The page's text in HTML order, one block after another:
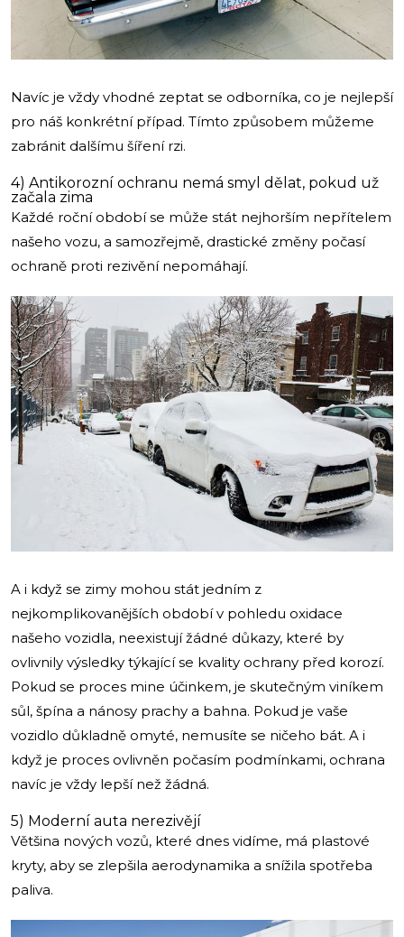
Navíc je vždy vhodné zeptat se odborníka, co je nejlepší
pro náš konkrétní případ. Tímto způsobem můžeme
zabránit dalšímu šíření rzi.
4) Antikorozní ochranu nemá smyl dělat, pokud už
začala zima
Každé roční období se může stát nejhorším nepřítelem
našeho vozu, a samozřejmě, drastické změny počasí
ochraně proti rezivění nepomáhají.
A i když se zimy mohou stát jedním z
nejkomplikovanějších období v pohledu oxidace
našeho vozidla, neexistují žádné důkazy, které by
ovlivnily výsledky týkající se kvality ochrany před korozí.
Pokud se proces mine účinkem, je skutečným viníkem
sůl, špína a nánosy prachy a bahna. Pokud je vaše
vozidlo důkladně omyté, nemusíte se ničeho bát. A i
když je proces ovlivněn počasím podmínkami, ochrana
navíc je vždy lepší než žádná.
5) Moderní auta nerezivějí
Většina nových vozů, které dnes vidíme, má plastové
kryty, aby se zlepšila aerodynamika a snížila spotřeba
paliva.